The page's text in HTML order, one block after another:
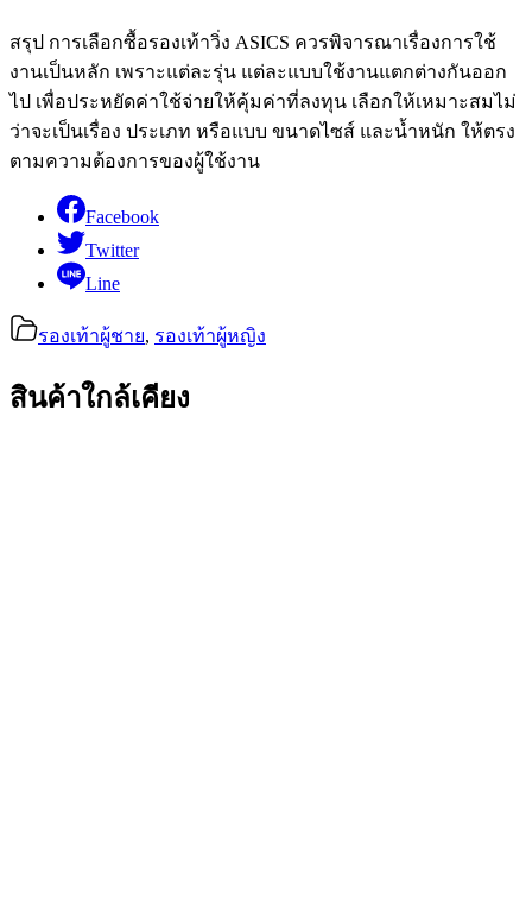
สรุป การเลือกซื้อรองเท้าวิ่ง ASICS ควรพิจารณาเรื่องการใช้
งานเป็นหลัก เพราะแต่ละรุ่น แต่ละแบบใช้งานแตกต่างกันออก
ไป เพื่อประหยัดค่าใช้จ่ายให้คุ้มค่าที่ลงทุน เลือกให้เหมาะสมไม่
ว่าจะเป็นเรื่อง ประเภท หรือแบบ ขนาดไซส์ และน้ำหนัก ให้ตรง
ตามความต้องการของผู้ใช้งาน
Facebook
Twitter
Line
รองเท้าผู้ชาย, รองเท้าผู้หญิง
สินค้าใกล้เคียง